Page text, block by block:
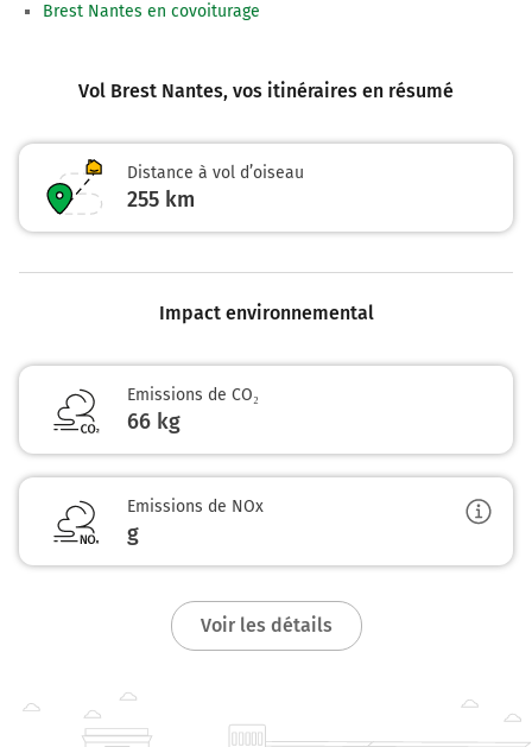
Brest Nantes en covoiturage
Vol Brest Nantes, vos itinéraires en résumé
Distance à vol d’oiseau
255 km
Impact environnemental
Emissions de CO₂
66 kg
Emissions de NOx
g
Voir les détails